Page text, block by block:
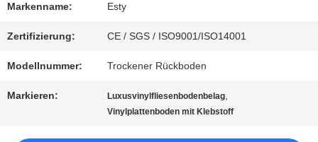
QUALITÄTSKONTROLLE
Markenname: Esty
Zertifizierung: CE / SGS / ISO9001/ISO14001
Modellnummer: Trockener Rückboden
Markieren: Luxusvinylfliesenbodenbelag,
Vinylplattenboden mit Klebstoff